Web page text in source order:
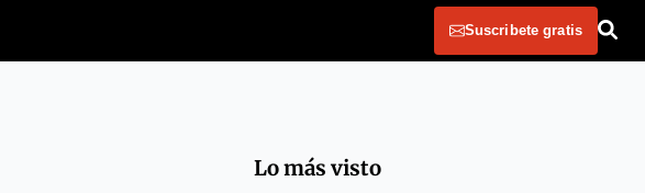
Suscribete gratis
Lo más visto